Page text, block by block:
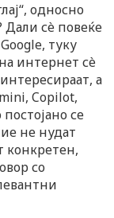
односно
Дали сè повеќе
туку
интернет сè
а
Copilot,
се
не нудат
конкретен,
со